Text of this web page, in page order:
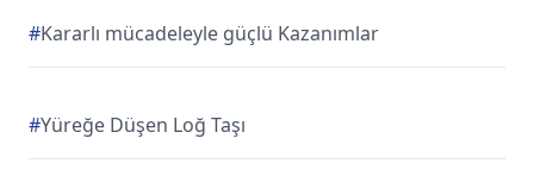
#Kararlı mücadeleyle güçlü Kazanımlar
#Yüreğe Düşen Loğ Taşı